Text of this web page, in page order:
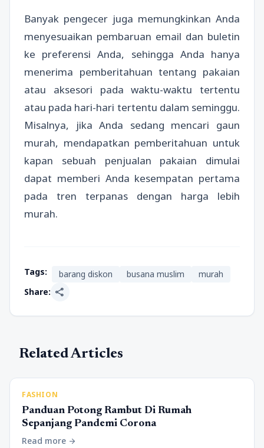
Banyak pengecer juga memungkinkan Anda
menyesuaikan pembaruan email dan buletin
ke preferensi Anda, sehingga Anda hanya
menerima pemberitahuan tentang pakaian
atau aksesori pada waktu-waktu tertentu
atau pada hari-hari tertentu dalam seminggu.
Misalnya, jika Anda sedang mencari gaun
murah, mendapatkan pemberitahuan untuk
kapan sebuah penjualan pakaian dimulai
dapat memberi Anda kesempatan pertama
pada tren terpanas dengan harga lebih
murah.
Tags: barang diskon busana muslim
murah
Share: share
Related Articles
FASHION
Panduan Potong Rambut Di Rumah
Sepanjang Pandemi Corona
Read more arrow_forward